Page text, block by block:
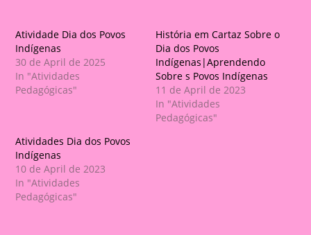
Atividade Dia dos Povos
Indígenas
30 de April de 2025
In "Atividades
Pedagógicas"
História em Cartaz Sobre o
Dia dos Povos
Indígenas|Aprendendo
Sobre s Povos Indígenas
11 de April de 2023
In "Atividades
Pedagógicas"
Atividades Dia dos Povos
Indígenas
10 de April de 2023
In "Atividades
Pedagógicas"